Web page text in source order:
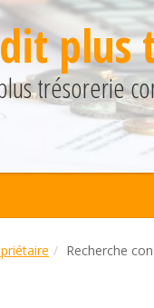
plus
trésorerie
Recherche